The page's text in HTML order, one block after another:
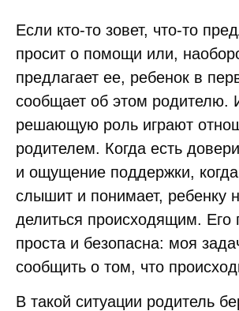
Если кто-то зовет, что-то
просит о помощи или,
предлагает ее, ребенок в
сообщает об этом родителю.
решающую роль играют
родителем. Когда есть
и ощущение поддержки,
слышит и понимает, ребенку
делиться происходящим. Его
проста и безопасна: моя
сообщить о том, что
В такой ситуации родитель